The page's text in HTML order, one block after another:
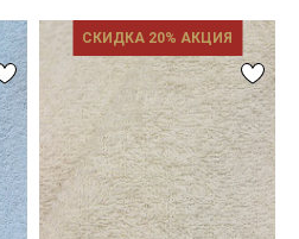
СКИДКА 20% АКЦИЯ